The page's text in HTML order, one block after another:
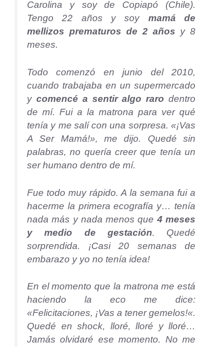
Carolina y soy de Copiapó (Chile).
Tengo 22 años y soy mamá de
mellizos prematuros de 2 años y 8
meses.
Todo comenzó en junio del 2010,
cuando trabajaba en un supermercado
y comencé a sentir algo raro dentro
de mí. Fui a la matrona para ver qué
tenía y me salí con una sorpresa. «¡Vas
A Ser Mamá!», me dijo. Quedé sin
palabras, no quería creer que tenía un
ser humano dentro de mí.
Fue todo muy rápido. A la semana fui a
hacerme la primera ecografía y… tenía
nada más y nada menos que 4 meses
y medio de gestación. Quedé
sorprendida. ¡Casi 20 semanas de
embarazo y yo no tenía idea!
En el momento que la matrona me está
haciendo la eco me dice:
«Felicitaciones, ¡Vas a tener gemelos!«.
Quedé en shock, lloré, lloré y lloré…
Jamás olvidaré ese momento. No me